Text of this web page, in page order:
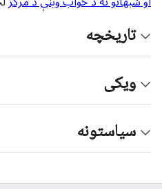
تاریخچه
ویکی
سیاستونه